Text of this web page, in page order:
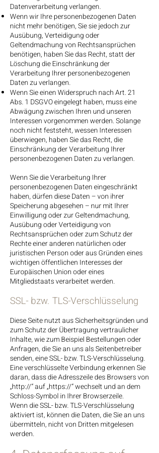
Datenverarbeitung verlangen.
Wenn wir Ihre personenbezogenen Daten
nicht mehr benötigen, Sie sie jedoch zur
Ausübung, Verteidigung oder
Geltendmachung von Rechtsansprüchen
benötigen, haben Sie das Recht, statt der
Löschung die Einschränkung der
Verarbeitung Ihrer personenbezogenen
Daten zu verlangen.
Wenn Sie einen Widerspruch nach Art. 21
Abs. 1 DSGVO eingelegt haben, muss eine
Abwägung zwischen Ihren und unseren
Interessen vorgenommen werden. Solange
noch nicht feststeht, wessen Interessen
überwiegen, haben Sie das Recht, die
Einschränkung der Verarbeitung Ihrer
personenbezogenen Daten zu verlangen.
Wenn Sie die Verarbeitung Ihrer
personenbezogenen Daten eingeschränkt
haben, dürfen diese Daten – von ihrer
Speicherung abgesehen – nur mit Ihrer
Einwilligung oder zur Geltendmachung,
Ausübung oder Verteidigung von
Rechtsansprüchen oder zum Schutz der
Rechte einer anderen natürlichen oder
juristischen Person oder aus Gründen eines
wichtigen öffentlichen Interesses der
Europäischen Union oder eines
Mitgliedstaats verarbeitet werden.
SSL- bzw. TLS-Verschlüsselung
Diese Seite nutzt aus Sicherheitsgründen und
zum Schutz der Übertragung vertraulicher
Inhalte, wie zum Beispiel Bestellungen oder
Anfragen, die Sie an uns als Seitenbetreiber
senden, eine SSL- bzw. TLS-Verschlüsselung.
Eine verschlüsselte Verbindung erkennen Sie
daran, dass die Adresszeile des Browsers von
„http://“ auf „https://“ wechselt und an dem
Schloss-Symbol in Ihrer Browserzeile.
Wenn die SSL- bzw. TLS-Verschlüsselung
aktiviert ist, können die Daten, die Sie an uns
übermitteln, nicht von Dritten mitgelesen
werden.